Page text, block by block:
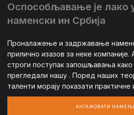
Оспособљавање је лако
наменски ин Србија
Проналажење и задржавање
прилично изазов за неке
строги поступак запошљавања како
прегледали нашу . Поред наших
таленти морају показати практичне
АНГАЖОВАТИ